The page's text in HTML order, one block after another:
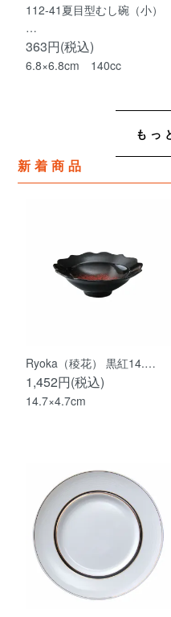
112-41夏目型むし碗（小）
…
363円(税込)
6.8×6.8cm 140cc
もっ
新着商品
Ryoka（稜花） 黒紅14.…
1,452円(税込)
14.7×4.7cm